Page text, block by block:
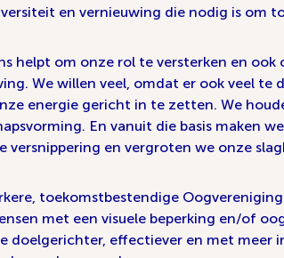
en vernieuwing die nodig is om
helpt om onze rol te versterken en ook
We willen veel, omdat er ook veel te
energie gericht in te zetten. We
En vanuit die basis maken
en vergroten we onze
toekomstbestendige
met een visuele beperking en/of
effectiever en met meer